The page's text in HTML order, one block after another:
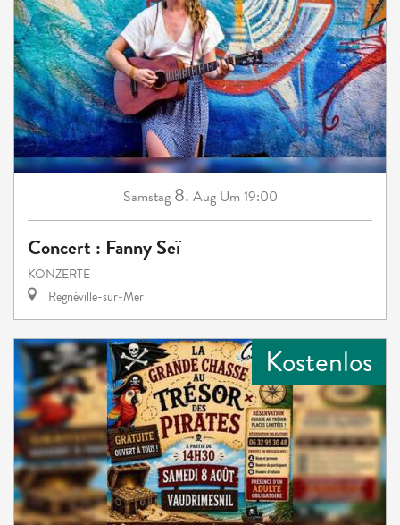
Samstag 8. Aug Um 19:00
Concert : Fanny Seï
KONZERTE
Regnéville-sur-Mer
Kostenlos